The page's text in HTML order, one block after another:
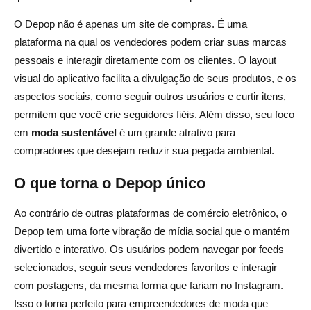
O Depop não é apenas um site de compras. É uma
plataforma na qual os vendedores podem criar suas marcas
pessoais e interagir diretamente com os clientes. O layout
visual do aplicativo facilita a divulgação de seus produtos, e os
aspectos sociais, como seguir outros usuários e curtir itens,
permitem que você crie seguidores fiéis. Além disso, seu foco
em moda sustentável é um grande atrativo para
compradores que desejam reduzir sua pegada ambiental.
O que torna o Depop único
Ao contrário de outras plataformas de comércio eletrônico, o
Depop tem uma forte vibração de mídia social que o mantém
divertido e interativo. Os usuários podem navegar por feeds
selecionados, seguir seus vendedores favoritos e interagir
com postagens, da mesma forma que fariam no Instagram.
Isso o torna perfeito para empreendedores de moda que